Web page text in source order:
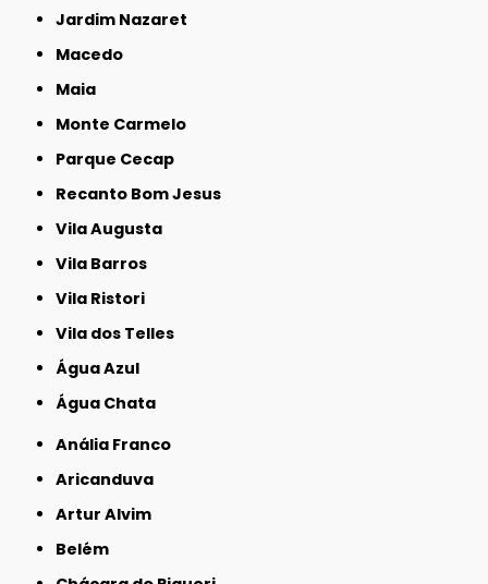
Jardim Nazaret
Macedo
Maia
Monte Carmelo
Parque Cecap
Recanto Bom Jesus
Vila Augusta
Vila Barros
Vila Ristori
Vila dos Telles
Água Azul
Água Chata
Anália Franco
Aricanduva
Artur Alvim
Belém